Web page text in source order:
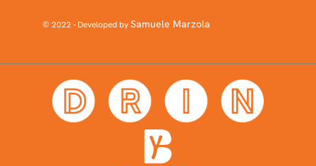
© 2022 - Developed bySamuele Marzola